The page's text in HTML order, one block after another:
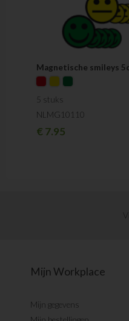
Magnetische smileys
5 stuks
NLMG10110
€7.95
Mijn Workplace
Mijn gegevens